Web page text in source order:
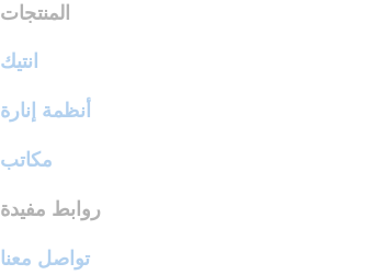
المنتجات
انتيك
أنظمة إنارة
مكاتب
روابط مفيدة
تواصل معنا